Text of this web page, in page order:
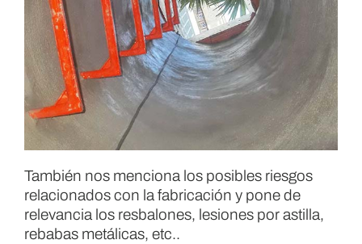
También nos menciona los posibles riesgos
relacionados con la fabricación y pone de
relevancia los resbalones, lesiones por astilla,
rebabas metálicas, etc..